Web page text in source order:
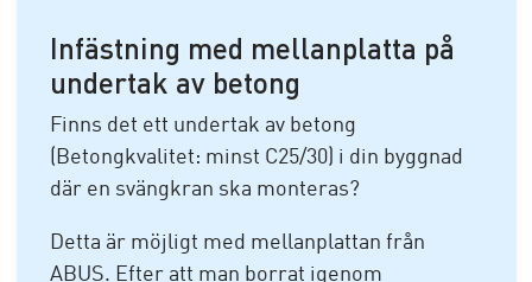
Infästning med mellanplatta på
undertak av betong
Finns det ett undertak av betong
(Betongkvalitet: minst C25/30) i din byggnad
där en svängkran ska monteras?
Detta är möjligt med mellanplattan från
ABUS. Efter att man borrat igenom